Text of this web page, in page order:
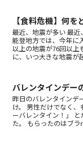
【食料危機】何
最近、地震が多い 最
能登地方では、今年に
以上の地震が76回以上
に、いつ大きな地震が
バレンタインデー
昨日のバレンタインデ
け。 男性だけでなく
ーバレンタイン！」
た。 もらったのはブ